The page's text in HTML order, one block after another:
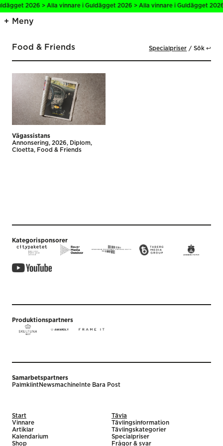
2026 > Alla vinnare i Guldägget 2026 > Alla vinnare i Guldägget
Meny
Food & Friends Specialpriser Sök ↩
Vägassistans
Annonsering
2026
Diplom
Cloetta
Food & Friends
Kategorisponsorer
Produktionspartners
Samarbetspartners
PalmklintNewsmachine Inte Bara Post
Start
Vinnare
Artiklar
Kalendarium
Shop
Tävla
Tävlingsinformation
Tävlingskategorier
Specialpriser
Frågor & svar